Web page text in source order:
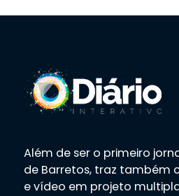
Além de ser o primeiro
de Barretos, traz também
e vídeo em projeto